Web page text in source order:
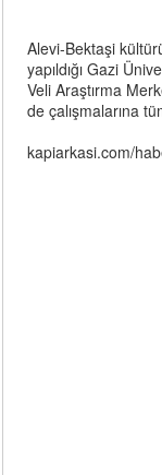
Alevi-Bektaşi
yapıldığı Gazi
Veli Araştırma
de çalışmalarına
kapiarkasi.com/